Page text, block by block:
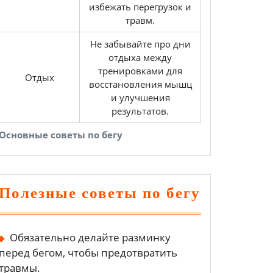
Основные советы по бегу
избежать перегрузок и
травм.
Отдых
Не забывайте про дни
отдыха между
тренировками для
восстановления мышц
и улучшения
результатов.
советы по бегу
Обязательно делайте разминку
перед бегом, чтобы предотвратить